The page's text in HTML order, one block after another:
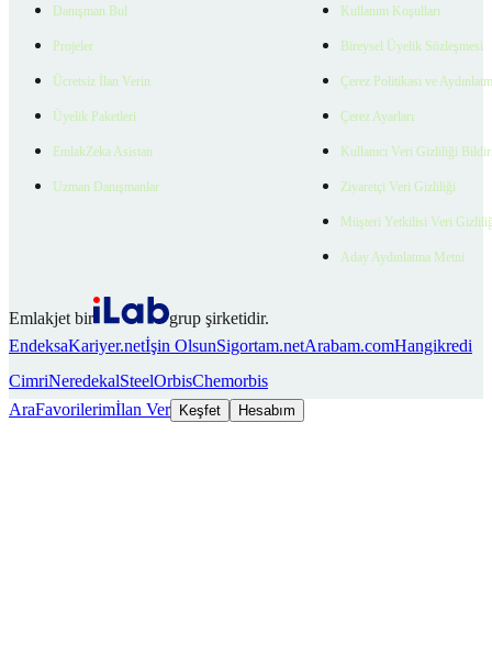
Danışman Bul
Projeler
Ücretsiz İlan Verin
Üyelik Paketleri
EmlakZeka Asistan
Uzman Danışmanlar
Kullanım Koşulları
Bireysel Üyelik Sözleşmesi
Çerez Politikası ve
Çerez Ayarları
Kullanıcı Veri Gizliliği
Ziyaretçi Veri Gizliliği
Müşteri Yetkilisi Veri
Aday Aydınlatma Metni
Emlakjet bir
grup şirketidir.
EndeksaKariyer.netİşin OlsunSigortam.netArabam.comHangikredi
CimriNeredekalSteelOrbisChemorbis
AraFavorilerimİlan Ver Keşfet Hesabım